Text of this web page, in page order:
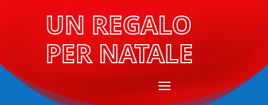
UN REGALO
PER NATALE